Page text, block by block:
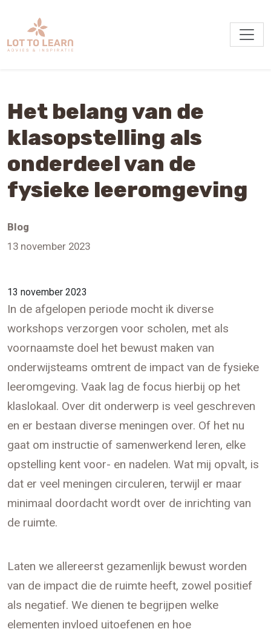
Het belang van de
klasopstelling als
onderdeel van de
fysieke leeromgeving
Blog
13 november 2023
13 november 2023
In de afgelopen periode mocht ik diverse
workshops verzorgen voor scholen, met als
voornaamste doel het bewust maken van
onderwijsteams omtrent de impact van de fysieke
leeromgeving. Vaak lag de focus hierbij op het
klaslokaal. Over dit onderwerp is veel geschreven
en er bestaan diverse meningen over. Of het nu
gaat om instructie of samenwerkend leren, elke
opstelling kent voor- en nadelen. Wat mij opvalt, is
dat er veel meningen circuleren, terwijl er maar
minimaal doordacht wordt over de inrichting van
de ruimte.
Laten we allereerst gezamenlijk bewust worden
van de impact die de ruimte heeft, zowel positief
als negatief. We dienen te begrijpen welke
elementen invloed uitoefenen en hoe